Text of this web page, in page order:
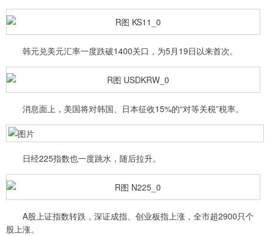
韩元兑美元汇率一度跌破1400关口，为5月19日以来首次。
消息面上，美国将对韩国、日本征收15%的“对等关税”税率。
日经225指数也一度跳水，随后拉升。
A股上证指数转跌，深证成指、创业板指上涨，全市超2900只个
股上涨。